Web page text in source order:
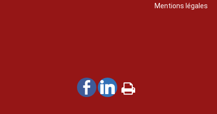
Mentions légales